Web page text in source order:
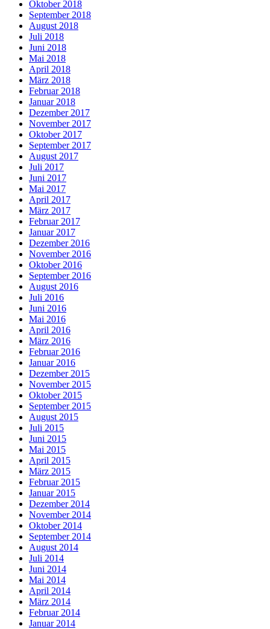
Oktober 2018
September 2018
August 2018
Juli 2018
Juni 2018
Mai 2018
April 2018
März 2018
Februar 2018
Januar 2018
Dezember 2017
November 2017
Oktober 2017
September 2017
August 2017
Juli 2017
Juni 2017
Mai 2017
April 2017
März 2017
Februar 2017
Januar 2017
Dezember 2016
November 2016
Oktober 2016
September 2016
August 2016
Juli 2016
Juni 2016
Mai 2016
April 2016
März 2016
Februar 2016
Januar 2016
Dezember 2015
November 2015
Oktober 2015
September 2015
August 2015
Juli 2015
Juni 2015
Mai 2015
April 2015
März 2015
Februar 2015
Januar 2015
Dezember 2014
November 2014
Oktober 2014
September 2014
August 2014
Juli 2014
Juni 2014
Mai 2014
April 2014
März 2014
Februar 2014
Januar 2014